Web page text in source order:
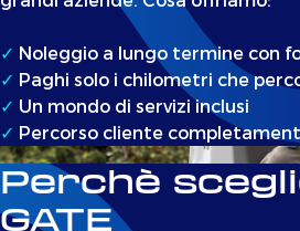
✓ Noleggio a lungo termine con
✓ Paghi solo i chilometri che
✓ Un mondo di servizi inclusi
✓ Percorso cliente
Perchè
GATE